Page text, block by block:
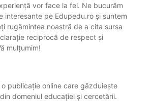
vor face la fel. Ne bucurăm
interesante pe Edupedu.ro și suntem
rugămintea noastră de a cita sursa
reciprocă de respect și
mulțumim!
o publicație online care găzduiește
domeniul educației și cercetării.